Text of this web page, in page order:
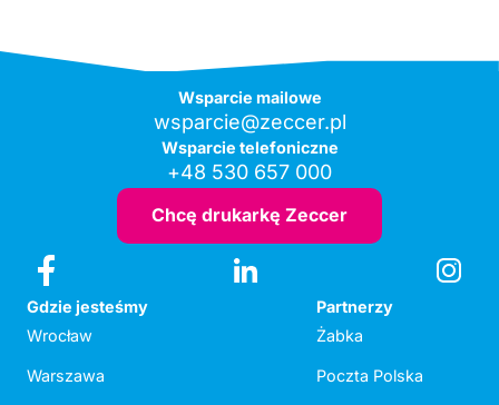
Wsparcie mailowe
wsparcie@zeccer.pl
Wsparcie telefoniczne
+48 530 657 000
Chcę drukarkę Zeccer
Gdzie jesteśmy
Wrocław
Warszawa
Partnerzy
Żabka
Poczta Polska